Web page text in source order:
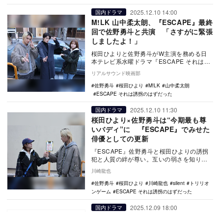
国内ドラマ 2025.12.10 14:00
M!LK 山中柔太朗、『ESCAPE』最終
回で佐野勇斗と共演 「さすがに緊張
しましたよ！」
桜田ひよりと佐野勇斗がW主演を務める日
本テレビ系水曜ドラマ『ESCAPE それは誘
拐のはずだった』。12月10日に放送される
最終…
リアルサウンド映画部
佐野勇斗
桜田ひより M!LK
山中柔太朗
ESCAPE それは誘拐のはずだった
国内ドラマ 2025.12.10 11:30
桜田ひより×佐野勇斗は“今期最も尊
いバディ”に 『ESCAPE』でみせた
俳優としての更新
『ESCAPE』佐野勇斗と桜田ひよりの誘拐
犯と人質の絆が尊い。互いの弱さを知り運
示し支持を…
川崎龍也
佐野勇斗
桜田ひより 川崎龍也 silent
トリリオ
ンゲーム
ESCAPE それは誘拐のはずだった
国内ドラマ 2025.12.09 18:00